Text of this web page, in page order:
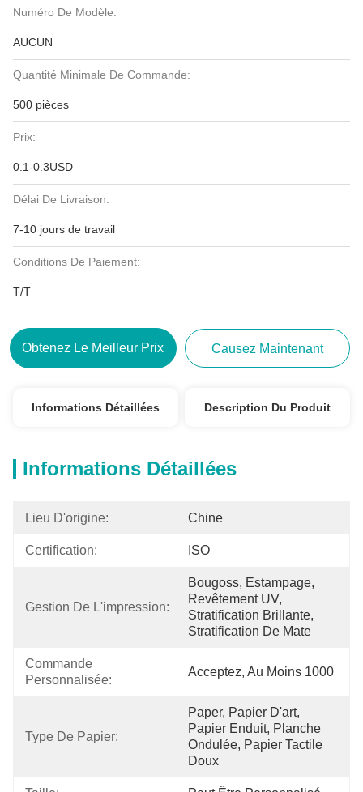
Numéro De Modèle:
AUCUN
Quantité Minimale De Commande:
500 pièces
Prix:
0.1-0.3USD
Délai De Livraison:
7-10 jours de travail
Conditions De Paiement:
T/T
Obtenez Le Meilleur Prix Causez Maintenant
Informations Détaillées Description Du Produit
Informations Détaillées
Lieu D'origine: Chine
Certification: ISO
Gestion De L'impression:
Bougoss, Estampage,
Revêtement UV,
Stratification Brillante,
Stratification De Mate
Commande
Personnalisée:
Acceptez, Au Moins 1000
Type De Papier:
Paper, Papier D'art,
Papier Enduit, Planche
Ondulée, Papier Tactile
Doux